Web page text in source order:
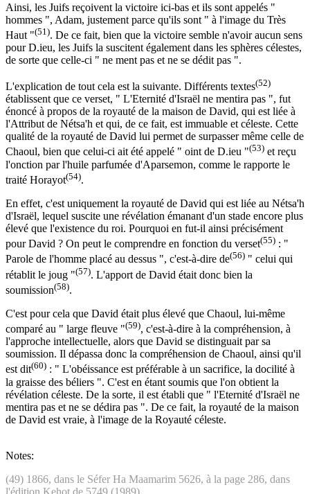
Ainsi, les Juifs reçoivent la victoire ici-bas et ils sont appelés "
hommes ", Adam, justement parce qu'ils sont " à l'image du Très
Haut "(51). De ce fait, bien que la victoire semble n'avoir aucun sens
pour D.ieu, les Juifs la suscitent également dans les sphères célestes,
de sorte que celle-ci " ne ment pas et ne se dédit pas ".
L'explication de tout cela est la suivante. Différents textes(52)
établissent que ce verset, " L'Eternité d'Israël ne mentira pas ", fut
énoncé à propos de la royauté de la maison de David, qui est liée à
l'Attribut de Nétsa'h et qui, de ce fait, est immuable et céleste. Cette
qualité de la royauté de David lui permet de surpasser même celle de
Chaoul, bien que celui-ci ait été appelé " oint de D.ieu "(53) et reçu
l'onction par l'huile parfumée d'Aparsemon, comme le rapporte le
traité Horayot(54).
En effet, c'est uniquement la royauté de David qui est liée au Nétsa'h
d'Israël, lequel suscite une révélation émanant d'un stade encore plus
élevé que l'existence du roi. Pourquoi en fut-il ainsi précisément
pour David ? On peut le comprendre en fonction du verset(55) : "
Parole de l'homme placé au dessus ", c'est-à-dire de(56) " celui qui
rétablit le joug "(57). L'apport de David était donc bien la
soumission(58).
C'est pour cela que David était plus élevé que Chaoul, lui-même
comparé au " large fleuve "(59), c'est-à-dire à la compréhension, à
l'approche intellectuelle, alors que David se distinguait par sa
soumission. Il dépassa donc la compréhension de Chaoul, ainsi qu'il
est dit(60) : " L'obéissance est préférable à un sacrifice, la docilité à
la graisse des béliers ". C'est en étant soumis que l'on obtient la
révélation céleste. De la sorte, il est établi que " l'Eternité d'Israël ne
mentira pas et ne se dédira pas ". De ce fait, la royauté de la maison
de David est vraie, à l'image de la Royauté céleste.
Notes:
(49) 1866, dans le Séfer Ha Maamarim 5626, à la page 286, dans
l'édition Kehot de 5749 (1989).